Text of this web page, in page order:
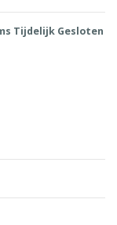
Tijdelijk Gesloten